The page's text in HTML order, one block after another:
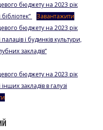
бюджету на 2023 рік
Завантажити
бюджету на 2023 рік
і будинків культури,
закладів”
бюджету на 2023 рік
закладів в галузі